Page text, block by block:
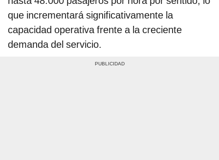
que incrementará significativamente la
capacidad operativa frente a la creciente
demanda del servicio.